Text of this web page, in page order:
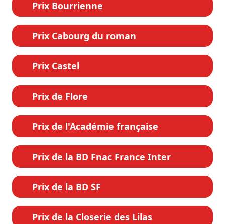
Prix Bourrienne
Prix Cabourg du roman
Prix Castel
Prix de Flore
Prix de l'Académie française
Prix de la BD Fnac France Inter
Prix de la BD SF
Prix de la Closerie des Lilas